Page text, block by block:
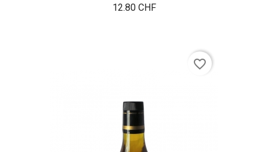
12.80 CHFPrix
favorite_border